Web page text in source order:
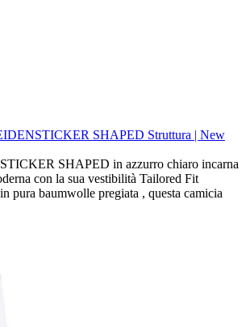
SHAPED Struttura | New
SHAPED in azzurro chiaro incarna
con la sua vestibilità Tailored Fit
pura baumwolle pregiata , questa camicia